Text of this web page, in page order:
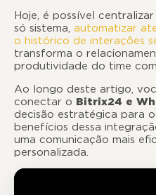
Hoje, é possível
só sistema, automatizar
o histórico de interações
transforma o
produtividade do time
Ao longo deste artigo,
conectar o Bitrix24 e
decisão estratégica para
benefícios dessa
uma comunicação mais
personalizada.